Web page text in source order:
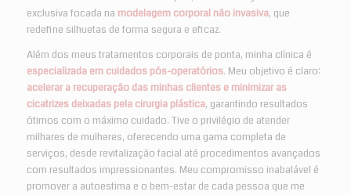
exclusiva focada na modelagem corporal não invasiva, que
redefine silhuetas de forma segura e eficaz.
Além dos meus tratamentos corporais de ponta, minha clínica é
especializada em cuidados pós-operatórios. Meu objetivo é claro:
acelerar a recuperação das minhas clientes e minimizar as
cicatrizes deixadas pela cirurgia plástica, garantindo resultados
ótimos com o máximo cuidado. Tive o privilégio de atender
milhares de mulheres, oferecendo uma gama completa de
serviços, desde revitalização facial até procedimentos avançados
com resultados impressionantes. Meu compromisso inabalável é
promover a autoestima e o bem-estar de cada pessoa que me